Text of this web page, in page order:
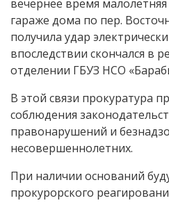
вечернее время
гараже дома по пер.
получила удар
впоследствии скончался в
отделении ГБУЗ НСО
В этой связи прокуратура
соблюдения
правонарушений и
несовершеннолетних.
При наличии оснований
прокурорского